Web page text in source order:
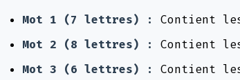
Mot 1 (7 lettres) :
Contient
Mot 2 (8 lettres) :
Contient
Mot 3 (6 lettres) :
Contient